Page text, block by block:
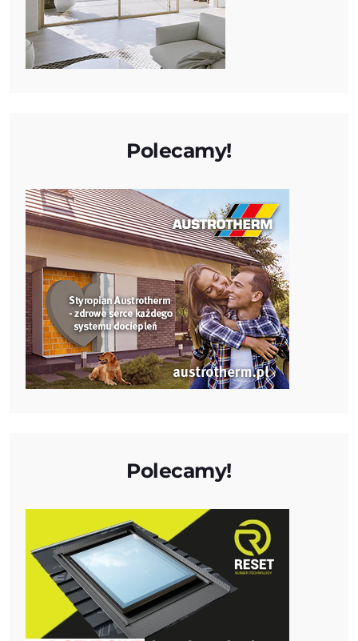
Polecamy!
Polecamy!